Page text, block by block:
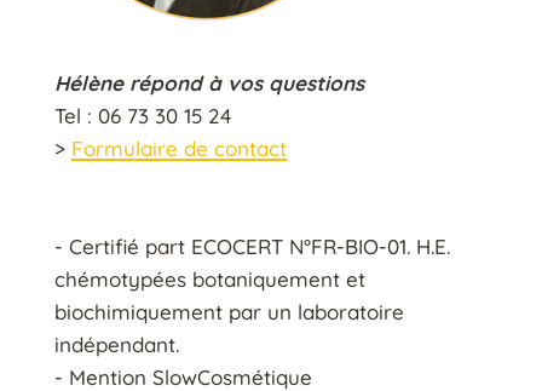
Hélène répond à vos questions
Tel : 06 73 30 15 24
> Formulaire de contact
- Certifié part ECOCERT N°FR-BIO-01. H.E.
chémotypées botaniquement et
biochimiquement par un laboratoire
indépendant.
- Mention SlowCosmétique